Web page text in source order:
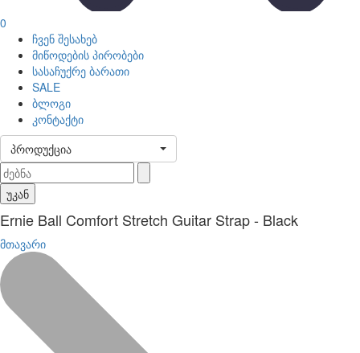
0
ჩვენ შესახებ
მიწოდების პირობები
სასაჩუქრე ბარათი
SALE
ბლოგი
კონტაქტი
პროდუქცია
უკან
Ernie Ball Comfort Stretch Guitar Strap - Black
მთავარი